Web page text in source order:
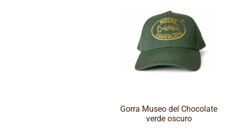
Gorra Museo del Chocolate
verde oscuro